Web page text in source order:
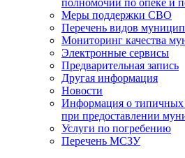
полномочий по опеке и
Меры поддержки СВО
Перечень видов
Мониторинг качества
Электронные сервисы
Предварительная запись
Другая информация
Новости
Информация о
при предоставлении
Услуги по погребению
Перечень МСЗУ